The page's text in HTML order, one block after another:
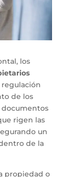
los
de los
documentos
rigen las
un
de la
propiedad o